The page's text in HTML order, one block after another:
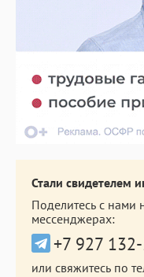
Стали свидетелем
Поделитесь с нами
мессенджерах:
+7 927
или свяжитесь по